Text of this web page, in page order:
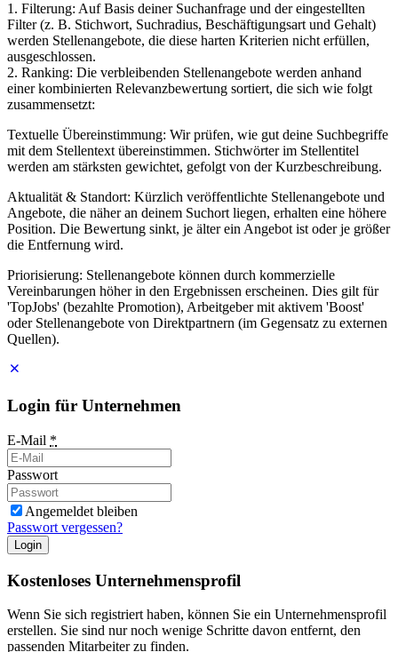
1. Filterung: Auf Basis deiner Suchanfrage und der eingestellten
Filter (z. B. Stichwort, Suchradius, Beschäftigungsart und Gehalt)
werden Stellenangebote, die diese harten Kriterien nicht erfüllen,
ausgeschlossen.
2. Ranking: Die verbleibenden Stellenangebote werden anhand
einer kombinierten Relevanzbewertung sortiert, die sich wie folgt
zusammensetzt:
Textuelle Übereinstimmung: Wir prüfen, wie gut deine Suchbegriffe
mit dem Stellentext übereinstimmen. Stichwörter im Stellentitel
werden am stärksten gewichtet, gefolgt von der Kurzbeschreibung.
Aktualität & Standort: Kürzlich veröffentlichte Stellenangebote und
Angebote, die näher an deinem Suchort liegen, erhalten eine höhere
Position. Die Bewertung sinkt, je älter ein Angebot ist oder je größer
die Entfernung wird.
Priorisierung: Stellenangebote können durch kommerzielle
Vereinbarungen höher in den Ergebnissen erscheinen. Dies gilt für
'TopJobs' (bezahlte Promotion), Arbeitgeber mit aktivem 'Boost'
oder Stellenangebote von Direktpartnern (im Gegensatz zu externen
Quellen).
Login für Unternehmen
E-Mail *
Passwort
Angemeldet bleiben
Passwort vergessen?
Login
Kostenloses Unternehmensprofil
Wenn Sie sich registriert haben, können Sie ein Unternehmensprofil
erstellen. Sie sind nur noch wenige Schritte davon entfernt, den
passenden Mitarbeiter zu finden.